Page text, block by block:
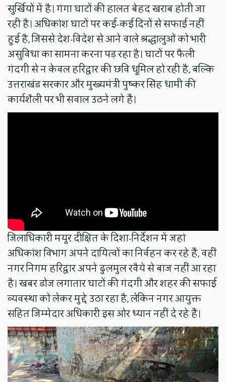
सुर्खियों में है। गंगा घाटों की हालत बेहद खराब होती जा
रही है। अधिकांश घाटों पर कई-कई दिनों से सफाई नहीं
हुई है, जिससे देश-विदेश से आने वाले श्रद्धालुओं को भारी
असुविधा का सामना करना पड़ रहा है। घाटों पर फैली
गंदगी से न केवल हरिद्वार की छवि धूमिल हो रही है, बल्कि
उत्तराखंड सरकार और मुख्यमंत्री पुष्कर सिंह धामी की
कार्यशैली पर भी सवाल उठने लगे हैं।
जिलाधिकारी मयूर दीक्षित के दिशा-निर्देशन में जहां
अधिकांश विभाग अपने दायित्वों का निर्वहन कर रहे हैं, वहीं
नगर निगम हरिद्वार अपने ढुलमुल रवैये से बाज नहीं आ रहा
है। खबर डोज लगातार घाटों की गंदगी और शहर की सफाई
व्यवस्था को लेकर मुद्दे उठा रहा है, लेकिन नगर आयुक्त
सहित जिम्मेदार अधिकारी इस ओर ध्यान नहीं दे रहे हैं।